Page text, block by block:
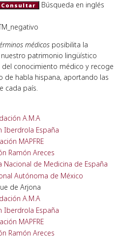
Consultar
Búsqueda en inglés
médicos posibilita la
patrimonio lingüístico
conocimiento médico y recoge
de habla hispana, aportando las
cada país.